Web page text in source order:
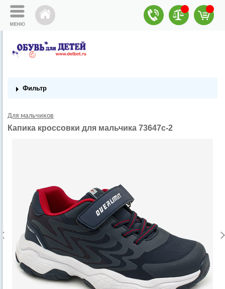
Фильтр
Для мальчиков
Капика кроссовки для мальчика 73647с-2